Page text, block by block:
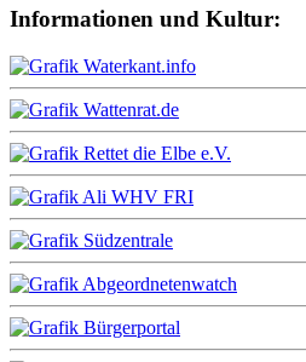
Informationen und Kultur: